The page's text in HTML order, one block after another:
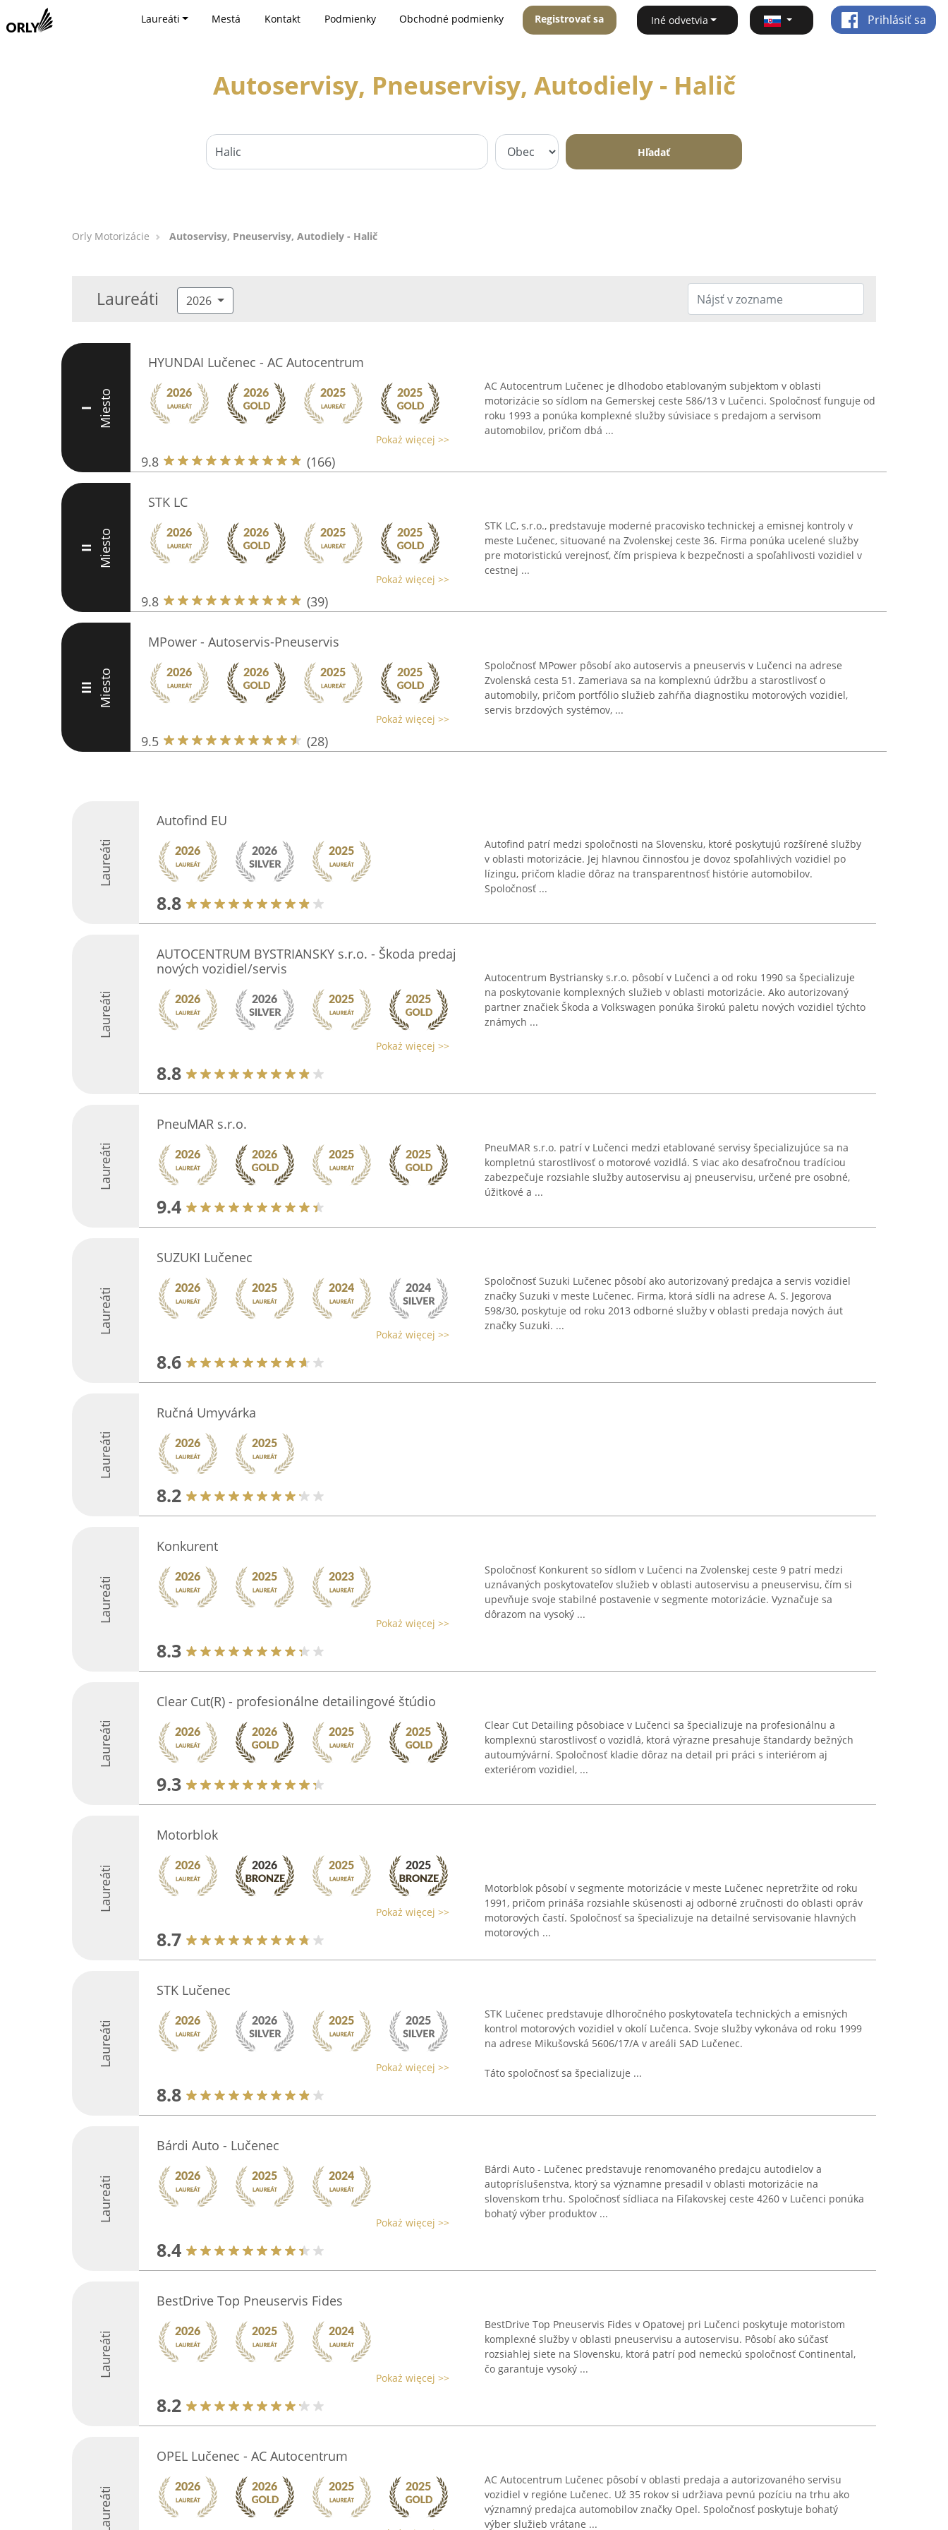
Laureáti Mestá Kontakt Podmienky Obchodné podmienky Registrovať sa Iné odvetvia Prihlásiť sa
Autoservisy, Pneuservisy, Autodiely - Halič
Hľadať
Orly Motorizácie Autoservisy, Pneuservisy, Autodiely - Halič
Laureáti 2026
I Miesto
HYUNDAI Lučenec - AC Autocentrum
Pokaż więcej >>
9.8 (166)
AC Autocentrum Lučenec je dlhodobo etablovaným subjektom v oblasti
motorizácie so sídlom na Gemerskej ceste 586/13 v Lučenci. Spoločnosť funguje od
roku 1993 a ponúka komplexné služby súvisiace s predajom a servisom
automobilov, pričom dbá ...
II Miesto
STK LC
Pokaż więcej >>
9.8 (39)
STK LC, s.r.o., predstavuje moderné pracovisko technickej a emisnej kontroly v
meste Lučenec, situované na Zvolenskej ceste 36. Firma ponúka ucelené služby
pre motoristickú verejnosť, čím prispieva k bezpečnosti a spoľahlivosti vozidiel v
cestnej ...
III Miesto
MPower - Autoservis-Pneuservis
Pokaż więcej >>
9.5 (28)
Spoločnosť MPower pôsobí ako autoservis a pneuservis v Lučenci na adrese
Zvolenská cesta 51. Zameriava sa na komplexnú údržbu a starostlivosť o
automobily, pričom portfólio služieb zahŕňa diagnostiku motorových vozidiel,
servis brzdových systémov, ...
Laureáti
Autofind EU
8.8
Autofind patrí medzi spoločnosti na Slovensku, ktoré poskytujú rozšírené služby
v oblasti motorizácie. Jej hlavnou činnosťou je dovoz spoľahlivých vozidiel po
lízingu, pričom kladie dôraz na transparentnosť histórie automobilov.
Spoločnosť ...
Laureáti
AUTOCENTRUM BYSTRIANSKY s.r.o. - Škoda predaj
nových vozidiel/servis
Pokaż więcej >>
8.8
Autocentrum Bystriansky s.r.o. pôsobí v Lučenci a od roku 1990 sa špecializuje
na poskytovanie komplexných služieb v oblasti motorizácie. Ako autorizovaný
partner značiek Škoda a Volkswagen ponúka širokú paletu nových vozidiel týchto
známych ...
Laureáti
PneuMAR s.r.o.
9.4
PneuMAR s.r.o. patrí v Lučenci medzi etablované servisy špecializujúce sa na
kompletnú starostlivosť o motorové vozidlá. S viac ako desaťročnou tradíciou
zabezpečuje rozsiahle služby autoservisu aj pneuservisu, určené pre osobné,
úžitkové a ...
Laureáti
SUZUKI Lučenec
Pokaż więcej >>
8.6
Spoločnosť Suzuki Lučenec pôsobí ako autorizovaný predajca a servis vozidiel
značky Suzuki v meste Lučenec. Firma, ktorá sídli na adrese A. S. Jegorova
598/30, poskytuje od roku 2013 odborné služby v oblasti predaja nových áut
značky Suzuki. ...
Laureáti
Ručná Umyvárka
8.2
Laureáti
Konkurent
Pokaż więcej >>
8.3
Spoločnosť Konkurent so sídlom v Lučenci na Zvolenskej ceste 9 patrí medzi
uznávaných poskytovateľov služieb v oblasti autoservisu a pneuservisu, čím si
upevňuje svoje stabilné postavenie v segmente motorizácie. Vyznačuje sa
dôrazom na vysoký ...
Laureáti
Clear Cut(R) - profesionálne detailingové štúdio
9.3
Clear Cut Detailing pôsobiace v Lučenci sa špecializuje na profesionálnu a
komplexnú starostlivosť o vozidlá, ktorá výrazne presahuje štandardy bežných
autoumývární. Spoločnosť kladie dôraz na detail pri práci s interiérom aj
exteriérom vozidiel, ...
Laureáti
Motorblok
Pokaż więcej >>
8.7
Motorblok pôsobí v segmente motorizácie v meste Lučenec nepretržite od roku
1991, pričom prináša rozsiahle skúsenosti aj odborné zručnosti do oblasti opráv
motorových častí. Spoločnosť sa špecializuje na detailné servisovanie hlavných
motorových ...
Laureáti
STK Lučenec
Pokaż więcej >>
8.8
STK Lučenec predstavuje dlhoročného poskytovateľa technických a emisných
kontrol motorových vozidiel v okolí Lučenca. Svoje služby vykonáva od roku 1999
na adrese Mikušovská 5606/17/A v areáli SAD Lučenec.
Táto spoločnosť sa špecializuje ...
Laureáti
Bárdi Auto - Lučenec
Pokaż więcej >>
8.4
Bárdi Auto - Lučenec predstavuje renomovaného predajcu autodielov a
autopríslušenstva, ktorý sa významne presadil v oblasti motorizácie na
slovenskom trhu. Spoločnosť sídliaca na Fiľakovskej ceste 4260 v Lučenci ponúka
bohatý výber produktov ...
Laureáti
BestDrive Top Pneuservis Fides
Pokaż więcej >>
8.2
BestDrive Top Pneuservis Fides v Opatovej pri Lučenci poskytuje motoristom
komplexné služby v oblasti pneuservisu a autoservisu. Pôsobí ako súčasť
rozsiahlej siete na Slovensku, ktorá patrí pod nemeckú spoločnosť Continental,
čo garantuje vysoký ...
Laureáti
OPEL Lučenec - AC Autocentrum
AC Autocentrum Lučenec pôsobí v oblasti predaja a autorizovaného servisu
vozidiel v regióne Lučenec. Už 35 rokov si udržiava pevnú pozíciu na trhu ako
významný predajca automobilov značky Opel. Spoločnosť poskytuje bohatý
výber služieb vrátane ...